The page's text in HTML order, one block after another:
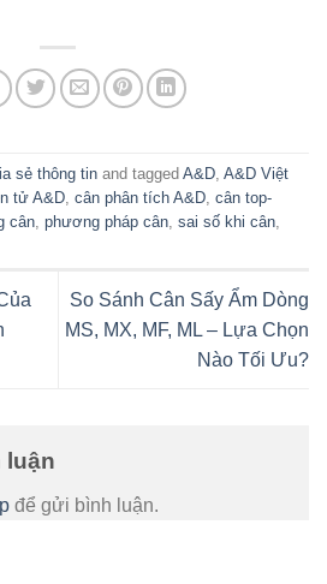
sẻ thông tin and tagged A&D A&D Việt
tử A&D cân phân tích A&D cân top-
cân phương pháp cân sai số khi cân
So Sánh Cân Sấy Ẩm Dòng
MS, MX, MF, ML – Lựa Chọn
Nào Tối Ưu?
luận
để gửi bình luận.